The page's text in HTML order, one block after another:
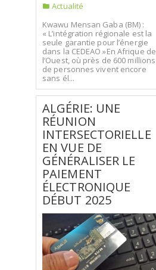
Actualité
Kwawu Mensan Gaba (BM) :
« L’intégration régionale est la
seule garantie pour l’énergie
dans la CEDEAO »En Afrique de
l’Ouest, où près de 600 millions
de personnes vivent encore
sans él...
ALGÉRIE: UNE
RÉUNION
INTERSECTORIELLE
EN VUE DE
GÉNÉRALISER LE
PAIEMENT
ÉLECTRONIQUE
DÉBUT 2025